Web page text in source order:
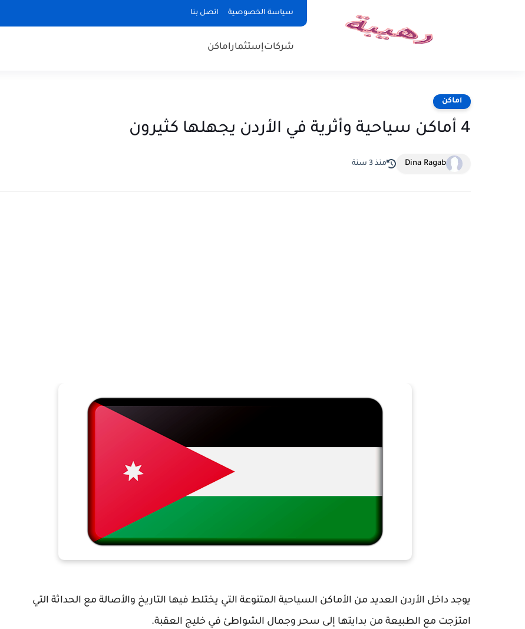
سياسة الخصوصية اتصل بنا
شركاتإستثماراماكن
اماكن
4 أماكن سياحية وأثرية في الأردن يجهلها كثيرون
Dina Ragab منذ 3 سنة
يوجد داخل الأردن العديد من الأماكن السياحية المتنوعة التي يختلط فيها التاريخ والأصالة مع الحداثة التي
امتزجت مع الطبيعة من بدايتها إلى سحر وجمال الشواطئ في خليج العقبة.